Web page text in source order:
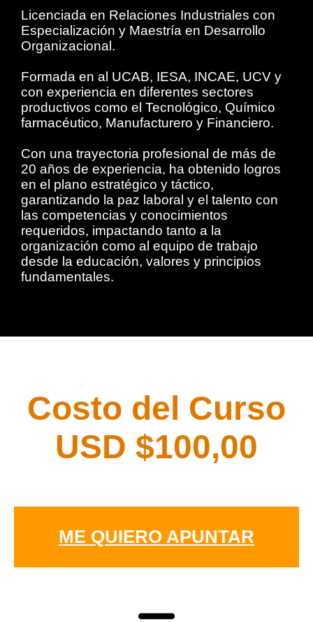
Licenciada en Relaciones Industriales con
Especialización y Maestría en Desarrollo
Organizacional.
Formada en al UCAB, IESA, INCAE, UCV y
con experiencia en diferentes sectores
productivos como el Tecnológico, Químico
farmacéutico, Manufacturero y Financiero.
Con una trayectoria profesional de más de
20 años de experiencia, ha obtenido logros
en el plano estratégico y táctico,
garantizando la paz laboral y el talento con
las competencias y conocimientos
requeridos, impactando tanto a la
organización como al equipo de trabajo
desde la educación, valores y principios
fundamentales.
Costo del Curso
USD $100,00
ME QUIERO APUNTAR